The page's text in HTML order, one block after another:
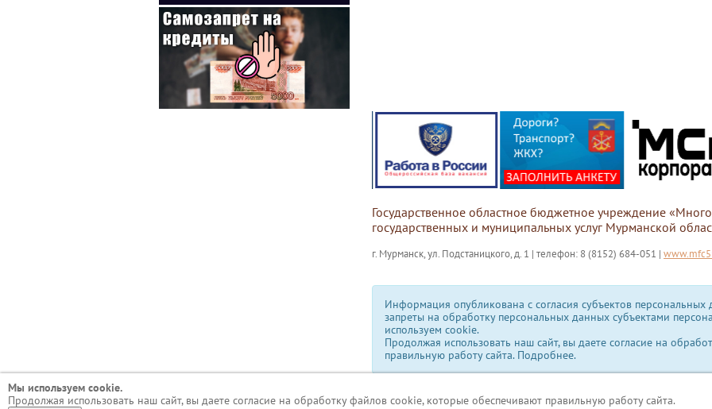
Государственное областное бюджетное учреждение
государственных и муниципальных услуг Мурманской
г. Мурманск, ул. Подстаницкого, д. 1 | телефон: 8 (8152) 684-051 |
Информация опубликована с согласия субъектов
запреты на обработку персональных данных субъектами
используем сookie.
Продолжая использовать наш сайт, вы даете согласие на
правильную работу сайта. Подробнее.
Мы используем сookie.
Продолжая использовать наш сайт, вы даете согласие на обработку файлов cookie, которые обеспечивают правильную работу сайта.